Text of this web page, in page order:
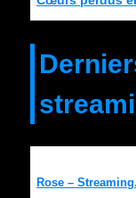
Rose – Streaming.